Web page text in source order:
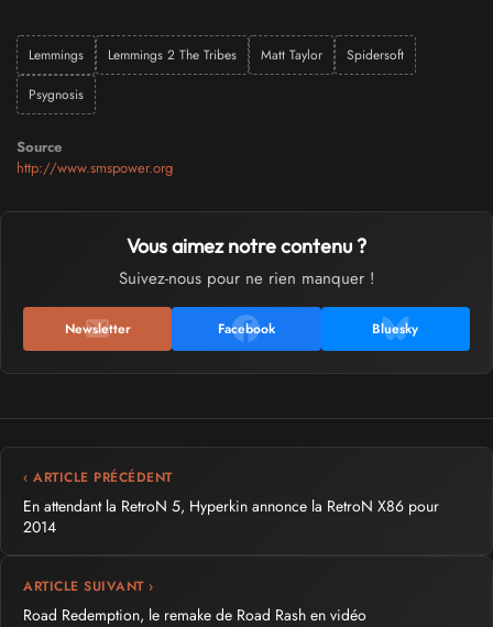
Lemmings Lemmings 2 The Tribes Matt Taylor
Spidersoft
Psygnosis
Source
http://www.smspower.org
Vous aimez notre contenu ?
Suivez-nous pour ne rien manquer !
Newsletter Facebook Bluesky
‹ ARTICLE PRÉCÉDENT
En attendant la RetroN 5, Hyperkin annonce la RetroN X86 pour
2014
ARTICLE SUIVANT ›
Road Redemption, le remake de Road Rash en vidéo